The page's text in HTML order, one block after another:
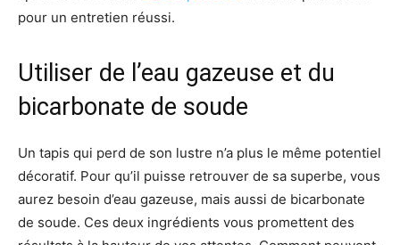
pour un entretien réussi.
Utiliser de l’eau gazeuse et du
bicarbonate de soude
Un tapis qui perd de son lustre n’a plus le même potentiel
décoratif. Pour qu’il puisse retrouver de sa superbe, vous
aurez besoin d’eau gazeuse, mais aussi de bicarbonate
de soude. Ces deux ingrédients vous promettent des